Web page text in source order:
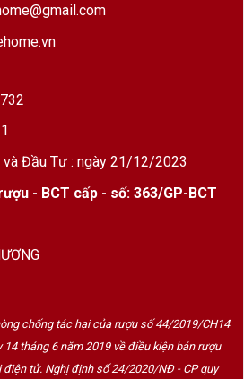
và Đầu Tư : ngày 21/12/2023
- BCT cấp - số: 363/GP-BCT
chống tác hại của rượu số 44/2019/CH14
14 tháng 6 năm 2019 về điều kiện bán rượu
tử. Nghị định số 24/2020/NĐ - CP quy